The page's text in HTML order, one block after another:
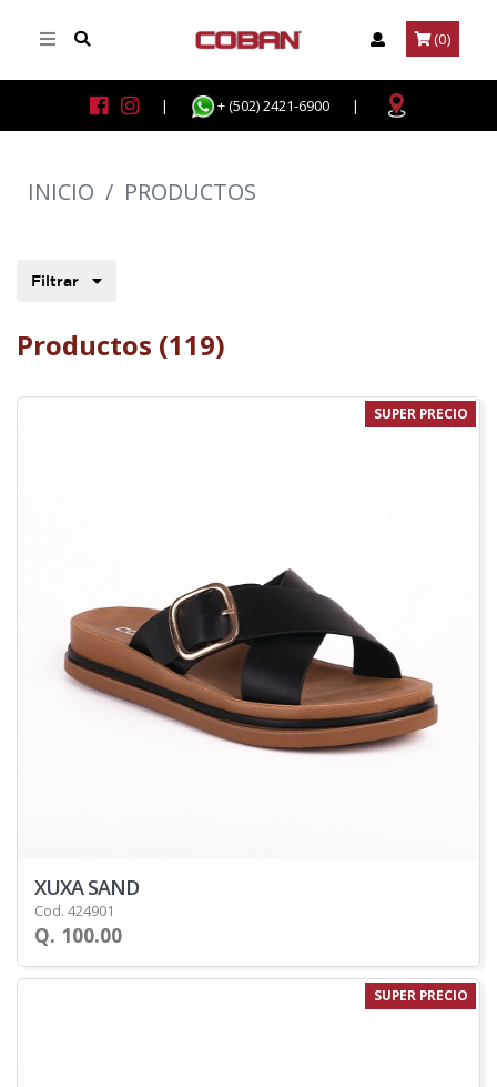
(0)
| + (502) 2421-6900 |
INICIO / PRODUCTOS
Filtrar
Productos (119)
SUPER PRECIO
XUXA SAND
Cod. 424901
Q. 100.00
SUPER PRECIO